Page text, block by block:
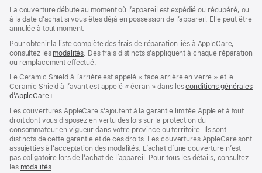
La couverture débute au moment où l’appareil est expédié ou récupéré, ou
à la date d’achat si vous êtes déjà en possession de l’appareil. Elle peut être
annulée à tout moment.
Pour obtenir la liste complète des frais de réparation liés à AppleCare,
consultez les modalités (s’ouvre
dans
nouvelle
fenêtre)
. Des frais distincts s’appliquent à chaque réparation
ou remplacement effectué.
Le Ceramic Shield à l’arrière est appelé « face arrière en verre » et le
Ceramic Shield à l’avant est appelé « écran » dans lesconditions générales
d’AppleCare+(s’ouvre
une
nouvelle
fenêtre)
.
Les couvertures AppleCare s’ajoutent à la garantie limitée Apple et à tout
droit dont vous disposez en vertu des lois sur la protection du
consommateur en vigueur dans votre province ou territoire. Ils sont
distincts de cette garantie et de ces droits. Les couvertures AppleCare sont
assujetties à l’acceptation des modalités. L’achat d’une couverture n’est
pas obligatoire lors de l’achat de l’appareil. Pour tous les détails, consultez
les modalités(s’ouvre
.